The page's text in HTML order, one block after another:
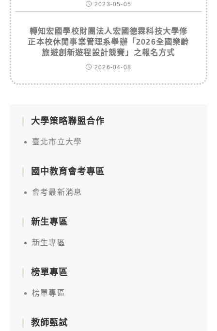
2023-05-05
轉知宏國學校財團法人宏國德霖科技大學修
正本校休閒事業管理系舉辦「2026全國樂齡
旅遊創新遊程設計競賽」之報名方式
2026-04-08
大學策略聯盟合作
臺北市立大學
國中教育會考專區
會考最新消息
新生專區
新生專區
榜單專區
榜單專區
教師甄試